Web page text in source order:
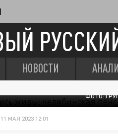
НОВОСТИ
ФОТО:
11 МАЯ 2023 12:01